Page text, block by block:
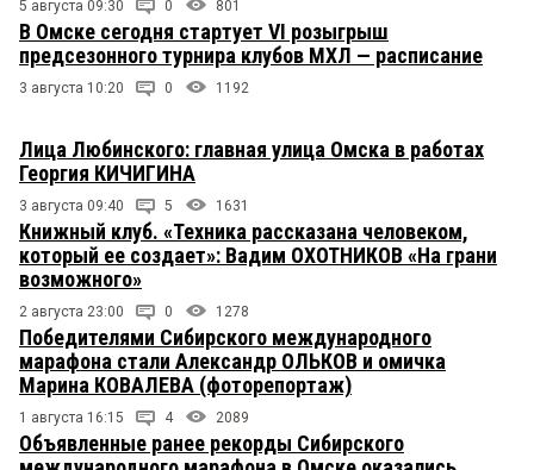
5 августа 09:30 0 801
В Омске сегодня стартует VI розыгрыш
предсезонного турнира клубов МХЛ — расписание
3 августа 10:20 0 1192
Лица Любинского: главная улица Омска в работах
Георгия КИЧИГИНА
3 августа 09:40 5 1631
Книжный клуб. «Техника рассказана человеком,
который ее создает»: Вадим ОХОТНИКОВ «На грани
возможного»
2 августа 23:00 0 1278
Победителями Сибирского международного
марафона стали Александр ОЛЬКОВ и омичка
Марина КОВАЛЕВА (фоторепортаж)
1 августа 16:15 4 2089
Объявленные ранее рекорды Сибирского